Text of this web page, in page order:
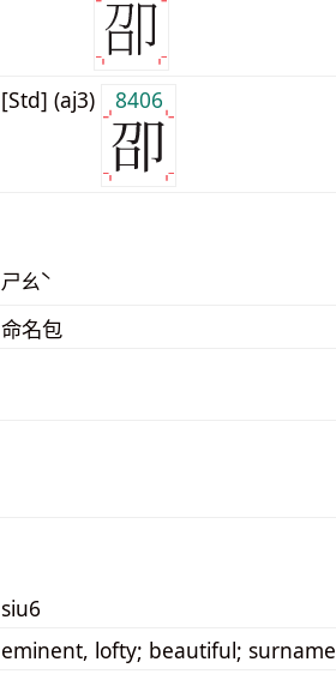
[Std] (aj3) 8406
ㄕㄠˋ
命名包
siu6
eminent, lofty; beautiful; surname